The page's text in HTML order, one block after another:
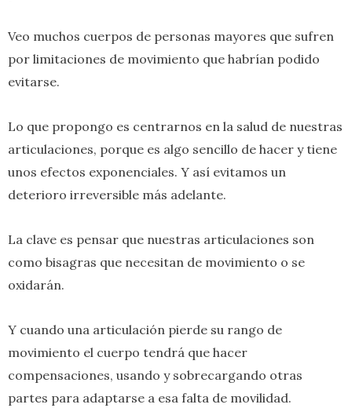
Veo muchos cuerpos de personas mayores que sufren
por limitaciones de movimiento que habrían podido
evitarse.
Lo que propongo es centrarnos en la salud de nuestras
articulaciones, porque es algo sencillo de hacer y tiene
unos efectos exponenciales. Y así evitamos un
deterioro irreversible más adelante.
La clave es pensar que nuestras articulaciones son
como bisagras que necesitan de movimiento o se
oxidarán.
Y cuando una articulación pierde su rango de
movimiento el cuerpo tendrá que hacer
compensaciones, usando y sobrecargando otras
partes para adaptarse a esa falta de movilidad.